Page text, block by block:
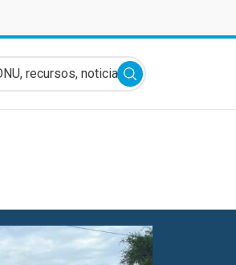
recursos, noticias y más...
Submit search